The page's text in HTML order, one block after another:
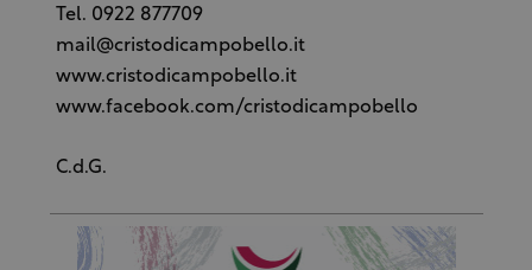
Tel. 0922 877709
mail@cristodicampobello.it
www.cristodicampobello.it
www.facebook.com/cristodicampobello
C.d.G.